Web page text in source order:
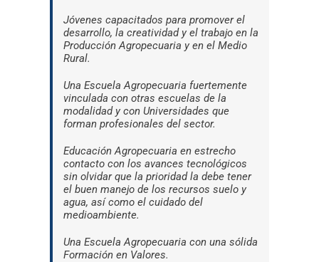
Jóvenes capacitados para promover el
desarrollo, la creatividad y el trabajo en la
Producción Agropecuaria y en el Medio
Rural.
Una Escuela Agropecuaria fuertemente
vinculada con otras escuelas de la
modalidad y con Universidades que
forman profesionales del sector.
Educación Agropecuaria en estrecho
contacto con los avances tecnológicos
sin olvidar que la prioridad la debe tener
el buen manejo de los recursos suelo y
agua, así como el cuidado del
medioambiente.
Una Escuela Agropecuaria con una sólida
Formación en Valores.